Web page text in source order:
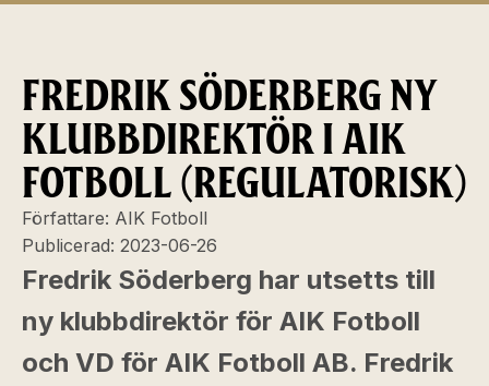
FREDRIK SÖDERBERG NY
KLUBBDIREKTÖR I AIK
FOTBOLL (REGULATORISK)
Författare: AIK Fotboll
Publicerad: 2023-06-26
Fredrik Söderberg har utsetts till
ny klubbdirektör för AIK Fotboll
och VD för AIK Fotboll AB. Fredrik